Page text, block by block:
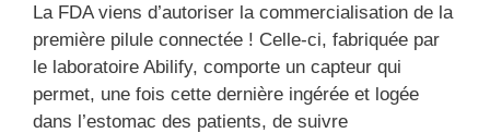
La FDA viens d’autoriser la commercialisation de la
première pilule connectée ! Celle-ci, fabriquée par
le laboratoire Abilify, comporte un capteur qui
permet, une fois cette dernière ingérée et logée
dans l’estomac des patients, de suivre